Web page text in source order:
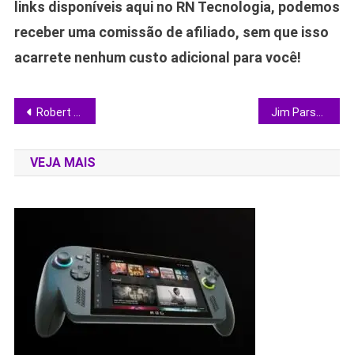
links disponíveis aqui no RN Tecnologia, podemos
receber uma comissão de afiliado, sem que isso
acarrete nenhum custo adicional para você!
Navegação
de
Post
Robert Downey Jr. cobra postura mais contida de Elon Musk em novo podcast
VEJA MAIS